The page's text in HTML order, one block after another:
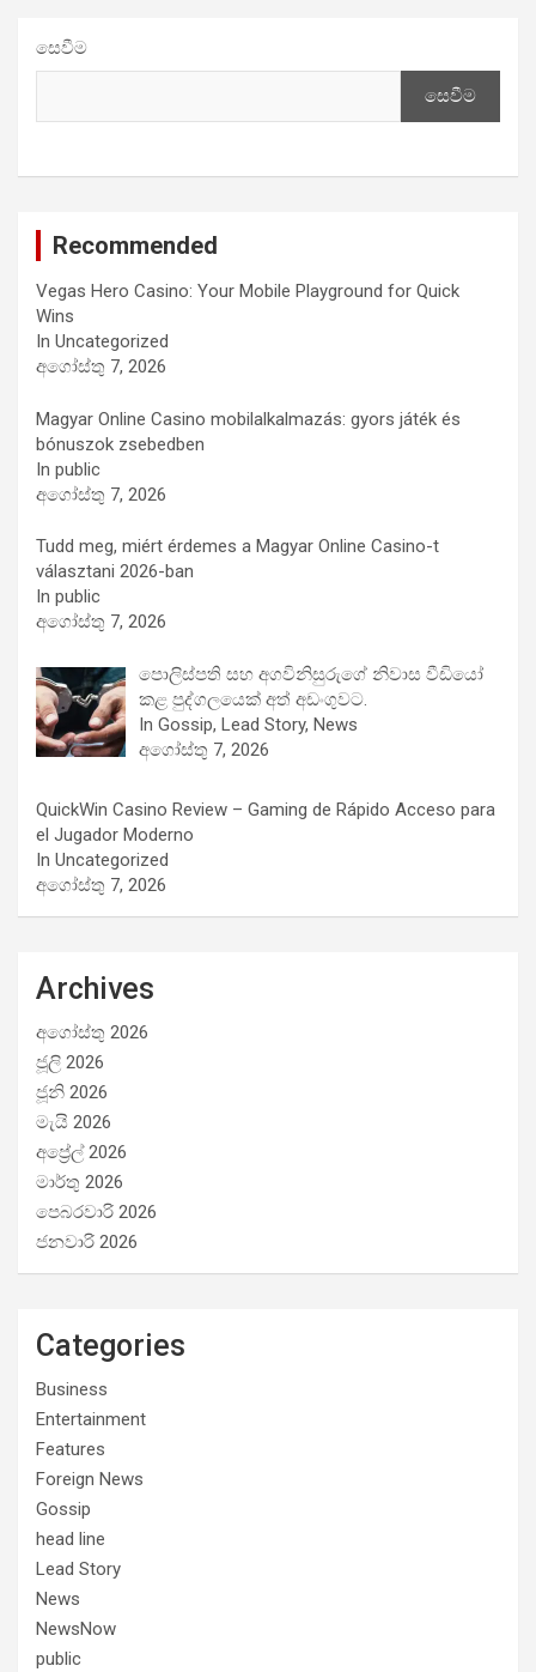
සෙවීම
සෙවීම
Recommended
Vegas Hero Casino: Your Mobile Playground for Quick
Wins
In Uncategorized
අගෝස්තු 7, 2026
Magyar Online Casino mobilalkalmazás: gyors játék és
bónuszok zsebedben
In public
අගෝස්තු 7, 2026
Tudd meg, miért érdemes a Magyar Online Casino-t
választani 2026-ban
In public
අගෝස්තු 7, 2026
පොලිස්පති සහ අගවිනිසුරුගේ නිවාස වීඩියෝ
කළ පුද්ගලයෙක් අත් අඩංගුවට.
In Gossip, Lead Story, News
අගෝස්තු 7, 2026
QuickWin Casino Review – Gaming de Rápido Acceso para
el Jugador Moderno
In Uncategorized
අගෝස්තු 7, 2026
Archives
අගෝස්තු 2026
ජූලි 2026
ජූනි 2026
මැයි 2026
අප්‍රේල් 2026
මාර්තු 2026
පෙබරවාරි 2026
ජනවාරි 2026
Categories
Business
Entertainment
Features
Foreign News
Gossip
head line
Lead Story
News
NewsNow
public